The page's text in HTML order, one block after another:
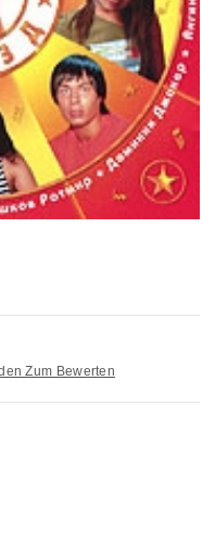
Zum Bewerten